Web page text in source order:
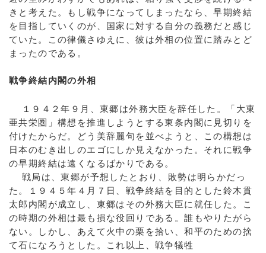
きと考えた。もし戦争になってしまったなら、早期終結
を目指していくのが、国家に対する自分の義務だと感じ
ていた。この律儀さゆえに、彼は外相の位置に踏みとど
まったのである。
戦争終結内閣の外相
１９４２年９月、東郷は外務大臣を辞任した。「大東
亜共栄圏」構想を推進しようとする東条内閣に見切りを
付けたからだ。どう美辞麗句を並べようと、この構想は
日本のむき出しのエゴにしか見えなかった。それに戦争
の早期終結は遠くなるばかりである。
戦局は、東郷が予想したとおり、敗勢は明らかだっ
た。１９４５年４月７日、戦争終結を目的とした鈴木貫
太郎内閣が成立し、東郷はその外務大臣に就任した。こ
の時期の外相は最も損な役回りである。誰もやりたがら
ない。しかし、あえて火中の栗を拾い、和平のための捨
て石になろうとした。これ以上、戦争犠牲